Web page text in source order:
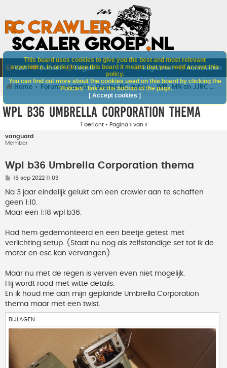
V&A Doneer Regels Aanmelden
Registreer
Home Forumoverzicht Overige RC auto's WPL, MN en JJRC autos
Wpl b36 Umbrella Corporation thema
1 bericht • Pagina 1 van 1
vanguard
Member
Wpl b36 Umbrella Corporation thema
B
r
c
h
16 sep 2022 11:03
Na 3 jaar eindelijk gelukt om een crawler aan te schaffen
geen 1:10.
Maar een 1:18 wpl b36.
Had hem gedemonteerd en een beetje getest met
verlichting setup. (Staat nu nog als zelfstandige set tot ik de
motor en esc kan vervangen)
Maar nu met de regen is verven even niet mogelijk.
Hij wordt rood met witte details.
En ik houd me aan mijn geplande Umbrella Corporation
thema maar met een twist.
BIJLAGEN
This board uses cookies to give you the best and most relevant
experience. In order to use this board it means that you need accept this
policy.
You can find out more about the cookies used on this board by clicking the
"Policies" link at the bottom of the page.
[ Accept cookies ]